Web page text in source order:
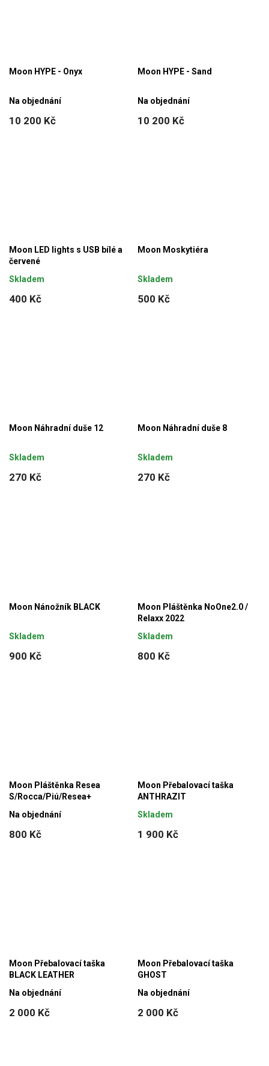
Moon HYPE - Onyx
10 200 Kč
Na objednání
Moon HYPE - Sand
10 200 Kč
Na objednání
Moon LED lights s USB bílé a
červené
400 Kč
Skladem
Moon Moskytiéra
500 Kč
Skladem
Moon Náhradní duše 12
270 Kč
Skladem
Moon Náhradní duše 8
270 Kč
Skladem
Moon Nánožník BLACK
900 Kč
Skladem
Moon Pláštěnka NoOne2.0 /
Relaxx 2022
800 Kč
Skladem
Moon Pláštěnka Resea
S/Rocca/Piú/Resea+
800 Kč
Na objednání
Moon Přebalovací taška
ANTHRAZIT
1 900 Kč
Skladem
Moon Přebalovací taška
BLACK LEATHER
2 000 Kč
Na objednání
Moon Přebalovací taška
GHOST
2 000 Kč
Na objednání